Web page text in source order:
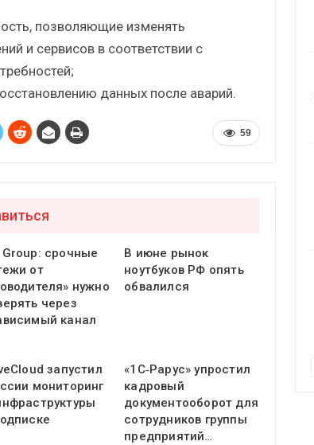
позволяющие изменять
и сервисов в соответствии с
данных после аварий.
59
Group: срочные
от
нужно
через
канал
В июне рынок
ноутбуков РФ опять
обвалился
запустил
мониторинг
«1С‑Рарус» упростил
кадровый
документооборот для
сотрудников группы
предприятий…